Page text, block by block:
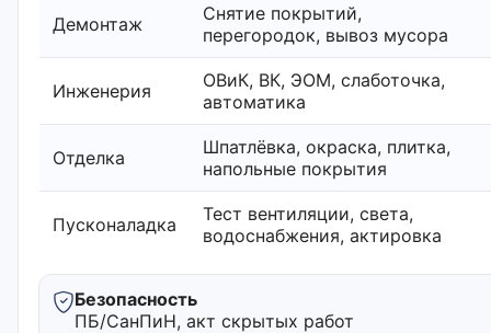
Демонтаж
Снятие покрытий,
перегородок, вывоз мусора
Инженерия
ОВиК, ВК, ЭОМ, слаботочка,
автоматика
Отделка
Шпатлёвка, окраска, плитка,
напольные покрытия
Пусконаладка
Тест вентиляции, света,
водоснабжения, актировка
Безопасность
ПБ/СанПиН, акт скрытых работ